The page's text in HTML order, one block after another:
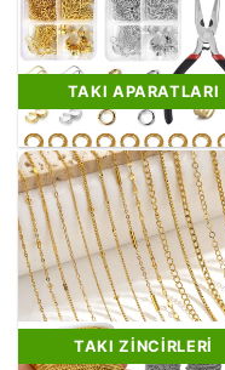
TAKI APARATLARI
TAKI ZINCIRLERI